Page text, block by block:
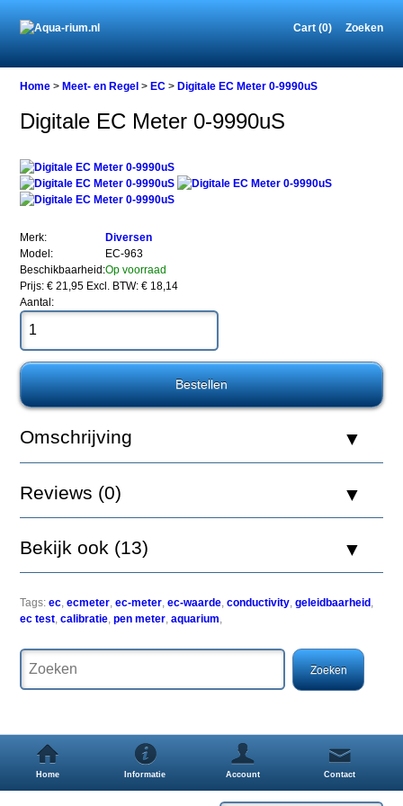
Cart (0) Zoeken
Home
en
Regel
EC
Meter
0-
9990uS
Digitale
EC
0-
optimaal
resultaat
uw
aquarium
regelmatig
testen
van
de
Home >Meet- en Regel >EC >Digitale EC Meter 0-9990uS
Digitale EC Meter 0-9990uS
Merk:
Diversen
Model:
EC-963
Beschikbaarheid:Op voorraad
Prijs: € 21,95 Excl. BTW: € 18,14
Aantal:
Omschrijving
Reviews (0)
Bekijk ook (13)
Tags: ec,ecmeter,ec-meter,ec-waarde,conductivity,geleidbaarheid ,
ec test,calibratie,pen meter,aquarium,
Home Informatie Account Contact